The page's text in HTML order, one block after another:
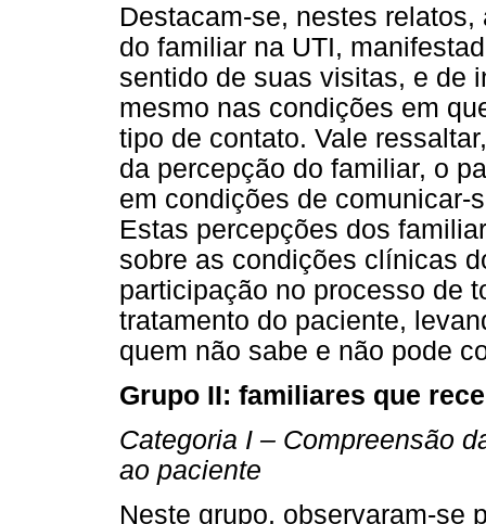
Destacam-se, nestes
do familiar na UTI,
sentido de suas visitas, e de
mesmo nas condições em
tipo de contato. Vale
da percepção do familiar, o
em condições de comunicar-
Estas percepções dos
sobre as condições clínicas
participação no processo de
tratamento do paciente,
quem não sabe e não pode
Grupo II: familiares que
Categoria I – Compreensão
ao paciente
Neste grupo, observaram-se